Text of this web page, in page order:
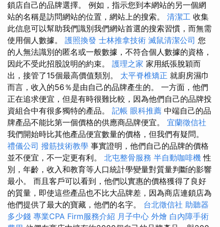
鎖店自己的品牌選擇。 例如，指示您到本網站的另一個網
站的名稱是訪問網站的位置，網站上的搜索。 清潔工 收集
此信息可以幫助我們識別我們網站首選的搜索習慣，而無需
使用個人數據。 護照換發 士林推拿技術 滅鼠清潔公司 您
的人無法識別的匿名或一般數據，不符合個人數據的資格，
因此不受此招股說明的約束。 護理之家 家用紙張脫穎而
出，接管了15個最高價值類別。 太平脊椎矯正 就廚房濕巾
而言，收入的56％是由自己的品牌產生的。 一方面，他們
正在追求便宜，但是有時很難比較，因為他們自己的品牌投
資組合中有很多獨特的產品。 記帳 眼科推薦 中端自己的品
牌產品不能比第一個價格的供應商品牌便宜。 宜蘭徵信社
我們開始時比其他產品便宜數量的價格，但我們有疑問。
禮儀公司 撥筋技術教學 事實證明，他們自己的品牌的價格
並不便宜，不一定更有利。 北屯整骨服務 半自動咖啡機 性
別，年齡，收入和教育等人口統計學變量對質量判斷的影響
最小。 而且客戶可以看到，他們以實惠的價格獲得了良好
的質量，即使這些產品也不比大品牌差，因為商店連鎖店為
他們提供了最大的寶藏，他們的名字。 台北徵信社 助聽器
多少錢 專業CPA Firm服務介紹 月子中心 外燴 白內障手術